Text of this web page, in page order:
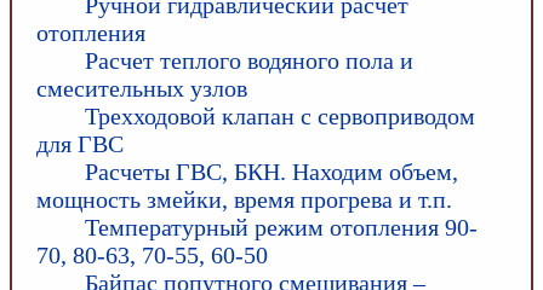
отопления
Расчет теплого водяного пола и
смесительных узлов
Трехходовой клапан с сервоприводом
для ГВС
Расчеты ГВС, БКН. Находим объем,
мощность змейки, время прогрева и т.п.
Температурный режим отопления 90-
70, 80-63, 70-55, 60-50
Байпас попутного смешивания –